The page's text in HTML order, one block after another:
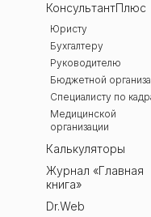
КонсультантПлюс
Юристу
Бухгалтеру
Руководителю
Бюджетной
Специалисту по
Медицинской
организации
Калькуляторы
Журнал «Главная
книга»
Dr.Web